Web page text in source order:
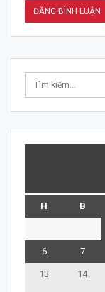
H B
6 7
13 14